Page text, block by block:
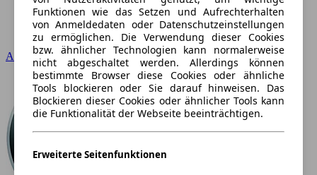
Audi
Funktionen wie das Setzen und Aufrechterhalten
von Anmeldedaten oder Datenschutzeinstellungen
zu ermöglichen. Die Verwendung dieser Cookies
bzw. ähnlicher Technologien kann normalerweise
nicht abgeschaltet werden. Allerdings können
bestimmte Browser diese Cookies oder ähnliche
Tools blockieren oder Sie darauf hinweisen. Das
Blockieren dieser Cookies oder ähnlicher Tools kann
die Funktionalität der Webseite beeinträchtigen.
Erweiterte Seitenfunktionen